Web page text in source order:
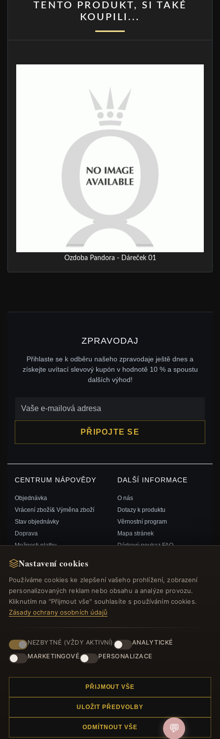
Nastavení cookies
Používáme cookies ke zlepšení vašeho prohlížení, zobrazení
personalizovaných reklam nebo obsahu a analýze provozu.
Kliknutím na "Přijmout vše" souhlasíte s používáním cookies.
Zásady ochrany osobních údajů
NEZBYTNÉ (VŽDY AKTIVNÍ)
ANALYTICKÉ
MARKETINGOVÉ
PERSONALIZACE
PŘIJMOUT VŠE
ULOŽIT PŘEDVOLBY
ODMÍTNOUT VŠE
TENTO PRODUKT, SI TAKÉ
KOUPILI...
Ozdoba Pandora - Dáreček 01
ZPRAVODAJ
Přihlaste se k odběru našeho zpravodaje ještě dnes a
získejte uvítací slevový kupón v hodnotě 10 % a spoustu
dalších výhod!
PŘIPOJTE SE
CENTRUM NÁPOVĚDY
Objednávka
Vrácení zboží& Výměna zboží
Stav objednávky
Doprava
Možnosti platby
Kontaktujte nás
DALŠÍ INFORMACE
O nás
Dotazy k produktu
Věrnostní program
Mapa stránek
Dárkový poukaz FAQ
RYCHLÉ ODKAZY
Nové produkty
Speciální nabídky
Blog
Recenze
Přihlásit se
SLEDUJTE NÁS
Náramek.com. Všechna práva vyhrazena.
💬